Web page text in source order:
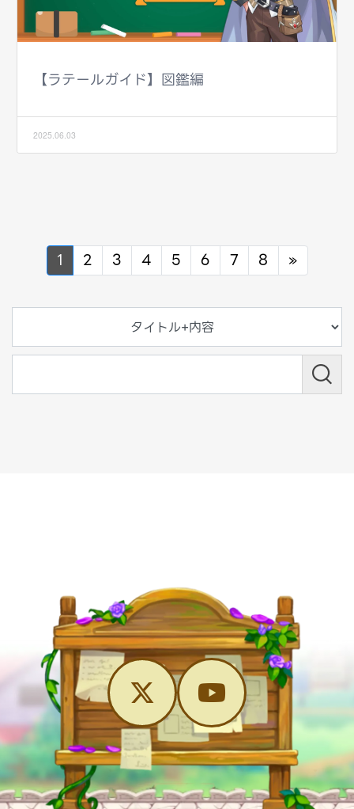
【ラテールガイド】図鑑編
2025.06.03
1 2 3 4 5 6 7 8 »Next